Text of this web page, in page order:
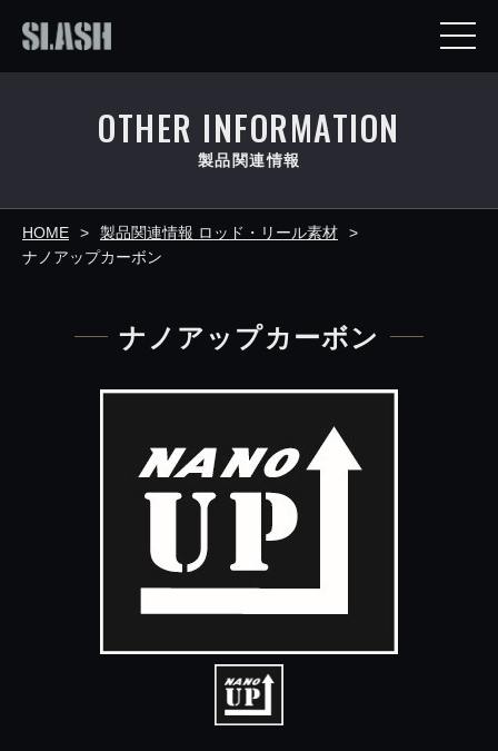
OTHER INFORMATION
製品関連情報
HOME
製品関連情報 ロッド・リール素材
ナノアップカーボン
ナノアップカーボン